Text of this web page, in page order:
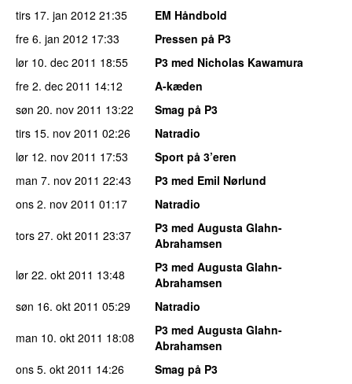
tirs 17. jan 2012 21:35
EM Håndbold
fre 6. jan 2012 17:33
Pressen på P3
lør 10. dec 2011 18:55
P3 med Nicholas Kawamura
fre 2. dec 2011 14:12
A-kæden
søn 20. nov 2011 13:22
Smag på P3
tirs 15. nov 2011 02:26
Natradio
lør 12. nov 2011 17:53
Sport på 3’eren
man 7. nov 2011 22:43
P3 med Emil Nørlund
ons 2. nov 2011 01:17
Natradio
tors 27. okt 2011 23:37
P3 med Augusta Glahn-
Abrahamsen
lør 22. okt 2011 13:48
P3 med Augusta Glahn-
Abrahamsen
søn 16. okt 2011 05:29
Natradio
man 10. okt 2011 18:08
P3 med Augusta Glahn-
Abrahamsen
ons 5. okt 2011 14:26 Smag på P3